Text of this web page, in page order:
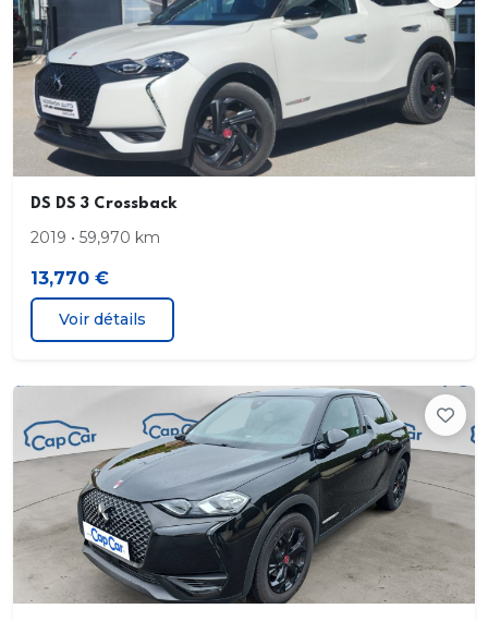
DS DS 3 Crossback
2019 • 59,970 km
13,770 €
Voir détails